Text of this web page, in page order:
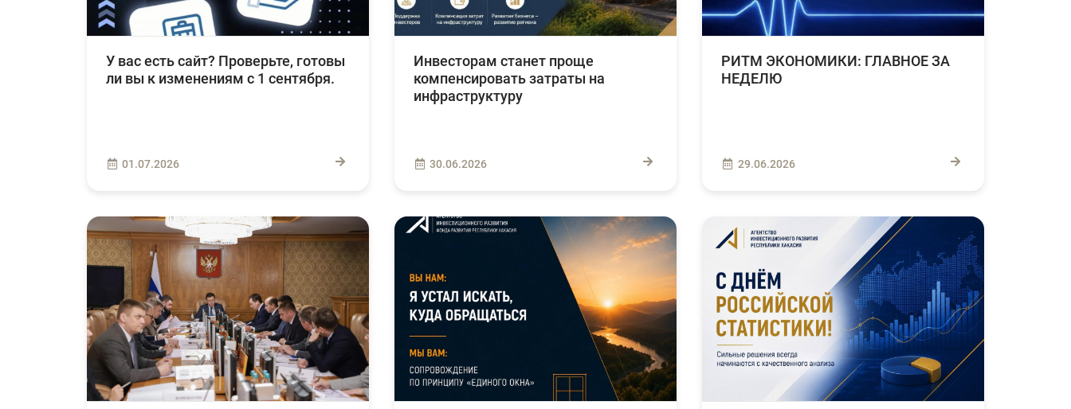
У вас есть сайт? Проверьте, готовы
ли вы к изменениям с 1 сентября.
01.07.2026
Инвесторам станет проще
компенсировать затраты на
инфраструктуру
30.06.2026
РИТМ ЭКОНОМИКИ: ГЛАВНОЕ ЗА
НЕДЕЛЮ
29.06.2026